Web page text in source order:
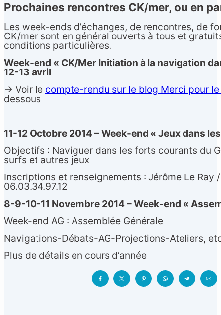
CONTACT
•
Prochaines rencontres CK/mer, ou en
Les week-ends d’échanges, de rencontres, de
CK/mer sont en général ouverts à tous et
conditions particulières.
Week-end « CK/Mer Initiation à la navigation
12-13 avril
-> Voir le compte-rendu sur le blog Merci pour
dessous
11-12 Octobre 2014 – Week-end « Jeux dans
Objectifs : Naviguer dans les forts courants du
surfs et autres jeux
Inscriptions et renseignements : Jérôme Le Ray
06.03.34.97.12
8-9-10-11 Novembre 2014 – Week-end «
Week-end AG : Assemblée Générale
Navigations-Débats-AG-Projections-Ateliers,
Plus de détails en cours d’année